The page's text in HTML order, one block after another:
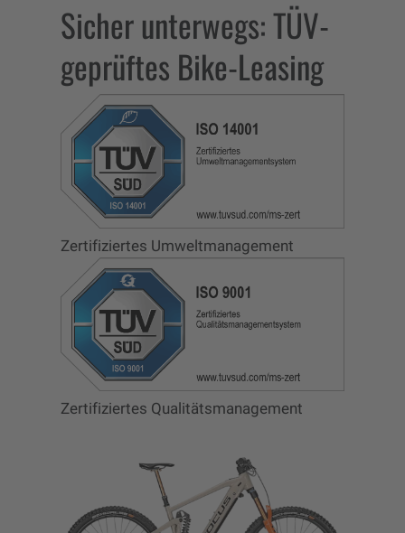
Sicher unterwegs: TÜV-
geprüftes Bike-Leasing
Zertifiziertes Umweltmanagement
Zertifiziertes Qualitätsmanagement